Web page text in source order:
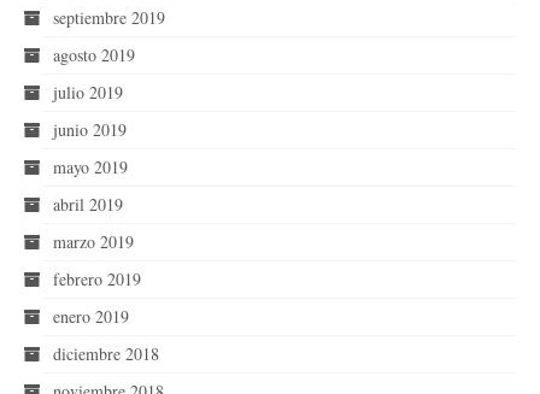
septiembre 2019
agosto 2019
julio 2019
junio 2019
mayo 2019
abril 2019
marzo 2019
febrero 2019
enero 2019
diciembre 2018